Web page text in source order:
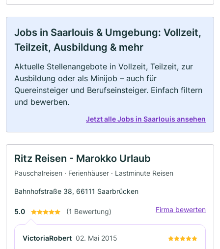
Jobs in Saarlouis & Umgebung: Vollzeit,
Teilzeit, Ausbildung & mehr
Aktuelle Stellenangebote in Vollzeit, Teilzeit, zur
Ausbildung oder als Minijob – auch für
Quereinsteiger und Berufseinsteiger. Einfach filtern
und bewerben.
Jetzt alle Jobs in Saarlouis ansehen
Ritz Reisen - Marokko Urlaub
Pauschalreisen · Ferienhäuser · Lastminute Reisen
Bahnhofstraße 38, 66111 Saarbrücken
5.0 (1 Bewertung) Firma bewerten
VictoriaRobert 02. Mai 2015